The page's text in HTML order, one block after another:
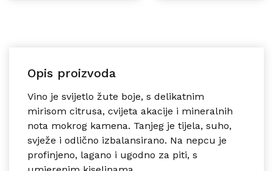
Opis proizvoda
Vino je svijetlo žute boje, s delikatnim
mirisom citrusa, cvijeta akacije i mineralnih
nota mokrog kamena. Tanjeg je tijela, suho,
svježe i odlično izbalansirano. Na nepcu je
profinjeno, lagano i ugodno za piti, s